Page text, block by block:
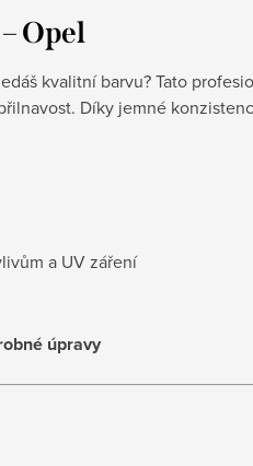
Opel
kvalitní barvu? Tato
Díky jemné
a UV záření
úpravy